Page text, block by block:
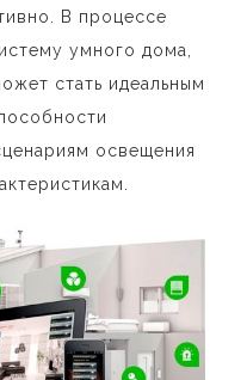
В процессе
умного дома,
стать идеальным
освещения